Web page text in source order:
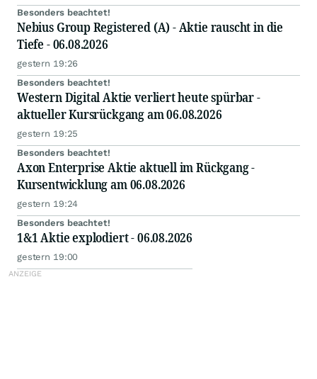
Besonders beachtet!
Nebius Group Registered (A) - Aktie rauscht in die
Tiefe - 06.08.2026
gestern 19:26
Besonders beachtet!
Western Digital Aktie verliert heute spürbar -
aktueller Kursrückgang am 06.08.2026
gestern 19:25
Besonders beachtet!
Axon Enterprise Aktie aktuell im Rückgang -
Kursentwicklung am 06.08.2026
gestern 19:24
Besonders beachtet!
1&1 Aktie explodiert - 06.08.2026
gestern 19:00